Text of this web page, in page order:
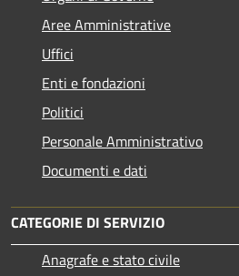
Aree Amministrative
Uffici
Enti e fondazioni
Politici
Personale Amministrativo
Documenti e dati
CATEGORIE DI SERVIZIO
Anagrafe e stato civile